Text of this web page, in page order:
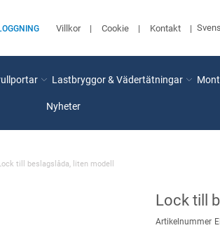
Villkor Cookie Kontakt
Lastbryggor & Vädertätningar
Nyheter
till beslagslåda, liten modell
Lock till
Artikelnummer